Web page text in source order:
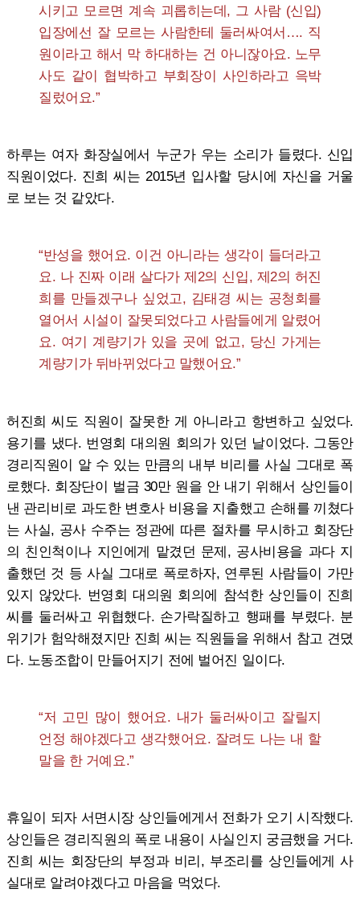
시키고 모르면 계속 괴롭히는데, 그 사람 (신입)
입장에선 잘 모르는 사람한테 둘러싸여서…. 직
원이라고 해서 막 하대하는 건 아니잖아요. 노무
사도 같이 협박하고 부회장이 사인하라고 윽박
질렀어요.”
하루는 여자 화장실에서 누군가 우는 소리가 들렸다. 신입
직원이었다. 진희 씨는 2015년 입사할 당시에 자신을 거울
로 보는 것 같았다.
“반성을 했어요. 이건 아니라는 생각이 들더라고
요. 나 진짜 이래 살다가 제2의 신입, 제2의 허진
희를 만들겠구나 싶었고, 김태경 씨는 공청회를
열어서 시설이 잘못되었다고 사람들에게 알렸어
요. 여기 계량기가 있을 곳에 없고, 당신 가게는
계량기가 뒤바뀌었다고 말했어요.”
허진희 씨도 직원이 잘못한 게 아니라고 항변하고 싶었다.
용기를 냈다. 번영회 대의원 회의가 있던 날이었다. 그동안
경리직원이 알 수 있는 만큼의 내부 비리를 사실 그대로 폭
로했다. 회장단이 벌금 30만 원을 안 내기 위해서 상인들이
낸 관리비로 과도한 변호사 비용을 지출했고 손해를 끼쳤다
는 사실, 공사 수주는 정관에 따른 절차를 무시하고 회장단
의 친인척이나 지인에게 맡겼던 문제, 공사비용을 과다 지
출했던 것 등 사실 그대로 폭로하자, 연루된 사람들이 가만
있지 않았다. 번영회 대의원 회의에 참석한 상인들이 진희
씨를 둘러싸고 위협했다. 손가락질하고 행패를 부렸다. 분
위기가 험악해졌지만 진희 씨는 직원들을 위해서 참고 견뎠
다. 노동조합이 만들어지기 전에 벌어진 일이다.
“저 고민 많이 했어요. 내가 둘러싸이고 잘릴지
언정 해야겠다고 생각했어요. 잘려도 나는 내 할
말을 한 거예요.”
휴일이 되자 서면시장 상인들에게서 전화가 오기 시작했다.
상인들은 경리직원의 폭로 내용이 사실인지 궁금했을 거다.
진희 씨는 회장단의 부정과 비리, 부조리를 상인들에게 사
실대로 알려야겠다고 마음을 먹었다.